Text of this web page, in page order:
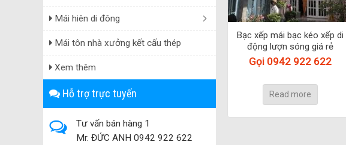
Mái hiên di đông
Mái tôn nhà xưởng kết cấu thép
Xem thêm
Hỗ trợ trực tuyến
Tư vấn bán hàng 1
Mr. ĐỨC ANH 0942 922 622
Bạc xếp mái bạc kéo xếp di
động lượn sóng giá rẻ
Gọi 0942 922 622
Read more